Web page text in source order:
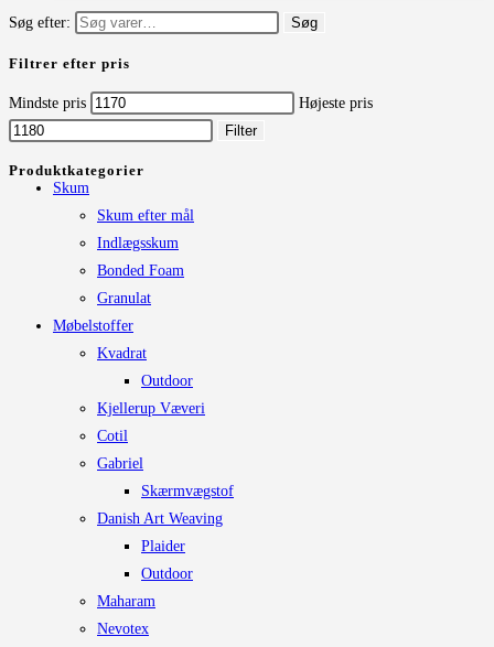
Søg efter: Søg
Filtrer efter pris
Mindste pris
Højeste pris
Filter
Produktkategorier
Skum
Skum efter mål
Indlægsskum
Bonded Foam
Granulat
Møbelstoffer
Kvadrat
Outdoor
Kjellerup Væveri
Cotil
Gabriel
Skærmvægstof
Danish Art Weaving
Plaider
Outdoor
Maharam
Nevotex